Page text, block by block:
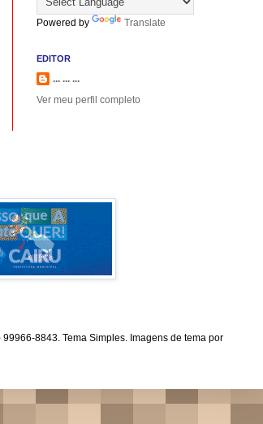
Powered by Translate
EDITOR
... ... ...
Ver meu perfil completo
8843. Tema Simples. Imagens de tema por